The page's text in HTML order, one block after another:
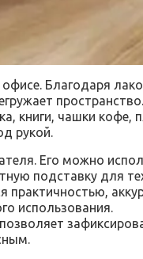
Благодаря
пространство.
книги, чашки кофе,
рукой.
Его можно
подставку для
практичностью,
использования.